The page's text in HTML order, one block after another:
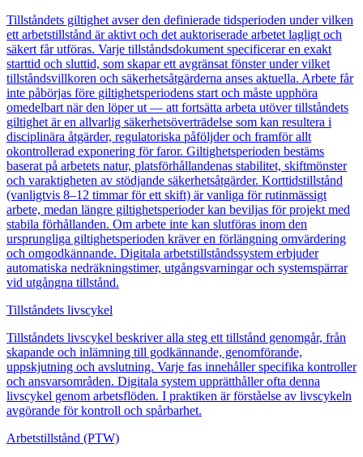
Tillståndets giltighet avser den definierade tidsperioden under vilken
ett arbetstillstånd är aktivt och det auktoriserade arbetet lagligt och
säkert får utföras. Varje tillståndsdokument specificerar en exakt
starttid och sluttid, som skapar ett avgränsat fönster under vilket
tillståndsvillkoren och säkerhetsåtgärderna anses aktuella. Arbete får
inte påbörjas före giltighetsperiodens start och måste upphöra
omedelbart när den löper ut — att fortsätta arbeta utöver tillståndets
giltighet är en allvarlig säkerhetsöverträdelse som kan resultera i
disciplinära åtgärder, regulatoriska påföljder och framför allt
okontrollerad exponering för faror. Giltighetsperioden bestäms
baserat på arbetets natur, platsförhållandenas stabilitet, skiftmönster
och varaktigheten av stödjande säkerhetsåtgärder. Korttidstillstånd
(vanligtvis 8–12 timmar för ett skift) är vanliga för rutinmässigt
arbete, medan längre giltighetsperioder kan beviljas för projekt med
stabila förhållanden. Om arbete inte kan slutföras inom den
ursprungliga giltighetsperioden kräver en förlängning omvärdering
och omgodkännande. Digitala arbetstillståndssystem erbjuder
automatiska nedräkningstimer, utgångsvarningar och systemspärrar
vid utgångna tillstånd.
Tillståndets livscykel
Tillståndets livscykel beskriver alla steg ett tillstånd genomgår, från
skapande och inlämning till godkännande, genomförande,
uppskjutning och avslutning. Varje fas innehåller specifika kontroller
och ansvarsområden. Digitala system upprätthåller ofta denna
livscykel genom arbetsflöden. I praktiken är förståelse av livscykeln
avgörande för kontroll och spårbarhet.
Arbetstillstånd (PTW)